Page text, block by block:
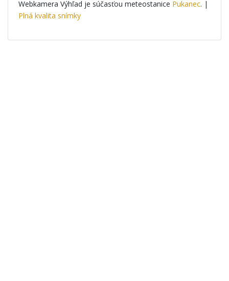
Webkamera Výhľad je súčasťou meteostanice Pukanec. |
Plná kvalita snímky